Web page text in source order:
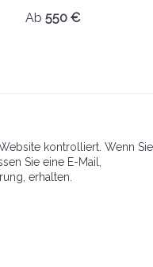
Ab 550 €
kontrolliert. Wenn Sie
Sie eine E-Mail,
erhalten.